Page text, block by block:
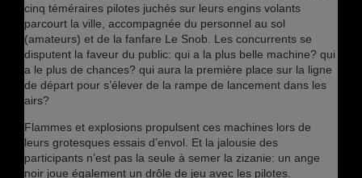
cinq téméraires pilotes juchés sur leurs engins volants
parcourt la ville, accompagnée du personnel au sol
(amateurs) et de la fanfare Le Snob. Les concurrents se
disputent la faveur du public: qui a la plus belle machine? qui
a le plus de chances? qui aura la première place sur la ligne
de départ pour s’élever de la rampe de lancement dans les
airs?
Flammes et explosions propulsent ces machines lors de
leurs grotesques essais d’envol. Et la jalousie des
participants n’est pas la seule à semer la zizanie: un ange
noir joue également un drôle de jeu avec les pilotes.